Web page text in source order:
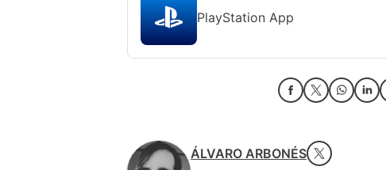
PlayStation App
ÁLVARO ARBONÉS